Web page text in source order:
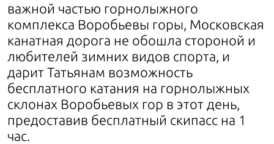
важной частью горнолыжного
комплекса Воробьевы горы, Московская
канатная дорога не обошла стороной и
любителей зимних видов спорта, и
дарит Татьянам возможность
бесплатного катания на горнолыжных
склонах Воробьевых гор в этот день,
предоставив бесплатный скипасс на 1
час.